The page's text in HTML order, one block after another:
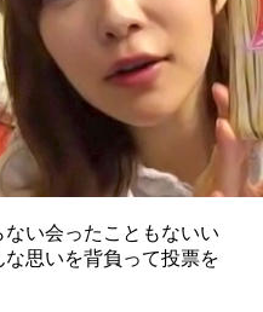
い会ったこともないい
思いを背負って投票を